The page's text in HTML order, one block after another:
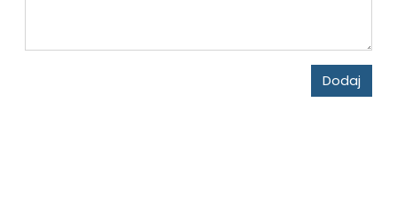
Dodaj